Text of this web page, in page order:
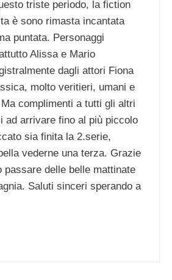
triste periodo, la fiction
è sono rimasta incantata
puntata. Personaggi
Alissa e Mario
dagli attori Fiona
molto veritieri, umani e
complimenti a tutti gli altri
ad arrivare fino al più piccolo
sia finita la 2.serie,
vederne una terza. Grazie
passare delle belle mattinate
Saluti sinceri sperando a